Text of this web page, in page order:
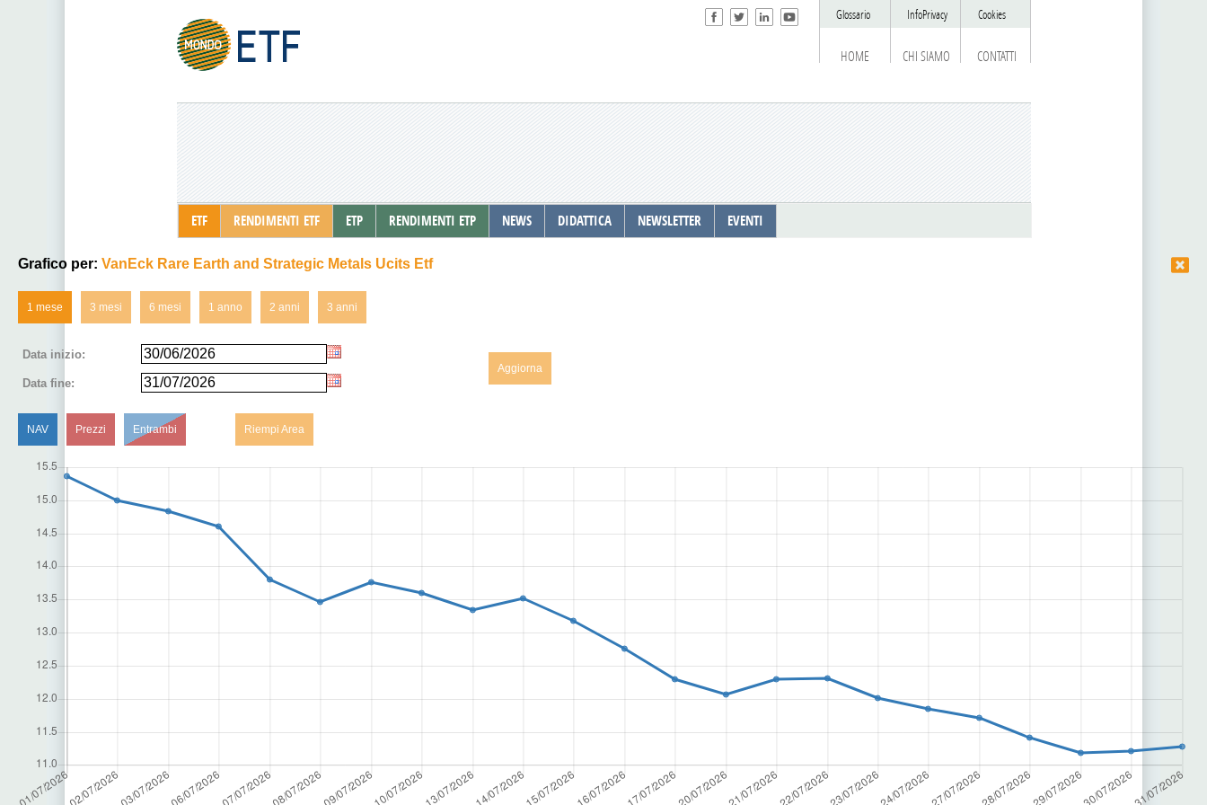
HOME CHI SIAMO CONTATTI
Glossario InfoPrivacy Cookies
ETF RENDIMENTI ETF ETP RENDIMENTI ETP NEWS DIDATTICA NEWSLETTER EVENTI
Grafico per: VanEck Rare Earth and Strategic Metals Ucits Etf
1 mese 3 mesi 6 mesi 1 anno 2 anni 3 anni
Data inizio:
Aggiorna
Data fine:
NAV Prezzi Entrambi Riempi Area